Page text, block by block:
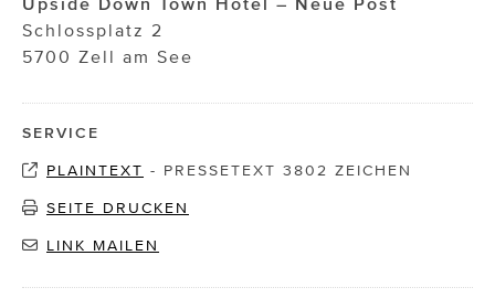
Schlossplatz 2
5700 Zell am See
SERVICE
PLAINTEXT - PRESSETEXT 3802 ZEICHEN
SEITE DRUCKEN
LINK MAILEN